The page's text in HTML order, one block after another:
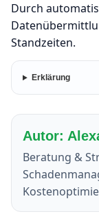
Durch
Standzeiten.
Erklärung
Autor:
Beratung &